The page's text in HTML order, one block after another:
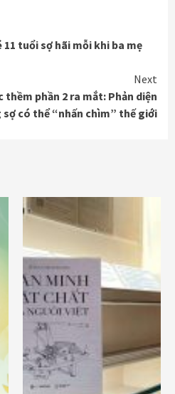
tuổi sợ hãi mỗi khi ba mẹ
Next
thềm phần 2 ra mắt: Phản diện
sợ có thể “nhấn chìm” thế giới